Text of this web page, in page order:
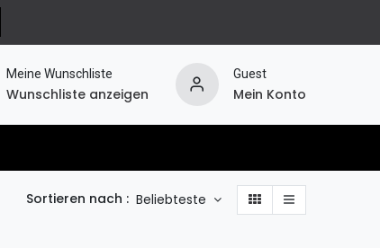
Meine Wunschliste
Wunschliste anzeigen
Guest
Mein Konto
Sortieren nach : Beliebteste